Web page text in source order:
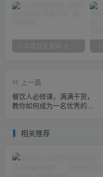
八斗项目资源网 全网正品VIP课程 无损下载~
上一篇
餐饮人必修课，满满干货，
教你如何成为一名优秀的餐
相关推荐